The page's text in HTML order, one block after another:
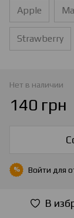
Apple
Strawberry
Нет в наличии
140 грн
% Войти для
В